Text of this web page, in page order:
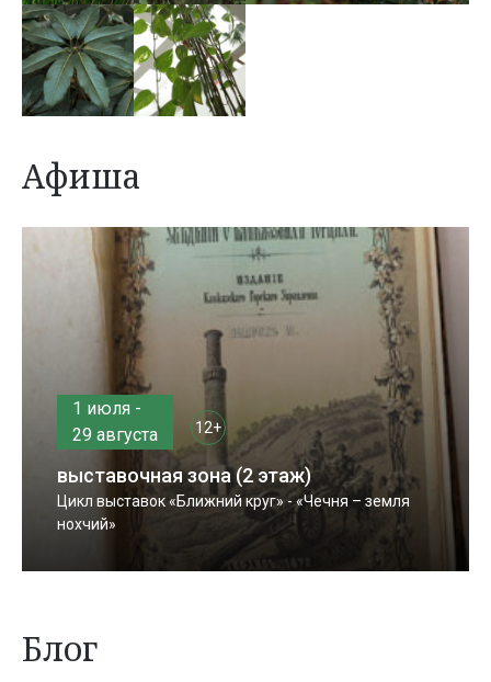
Афиша
1 июля -
29 августа
12+
выставочная зона (2 этаж)
Цикл выставок «Ближний круг» - «Чечня – земля
нохчий»
Блог